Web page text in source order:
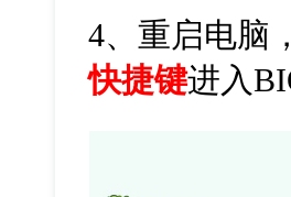
4、重启电脑
快捷键进入